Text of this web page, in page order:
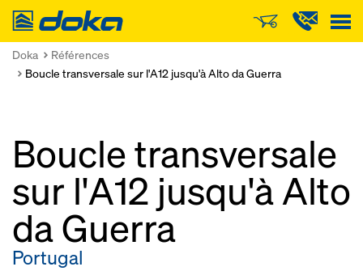
Doka
Doka
Références
Boucle transversale sur l'A12 jusqu'à Alto da Guerra
Boucle transversale
sur l'A12 jusqu'à Alto
da Guerra
Portugal